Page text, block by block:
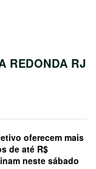
REDONDA RJ
oferecem mais
de até R$
neste sábado